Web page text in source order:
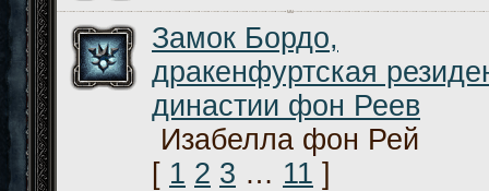
Замок Бордо,
дракенфуртская
династии фон Реев
Изабелла фон Рей
[ 1 2 3 … 11 ]